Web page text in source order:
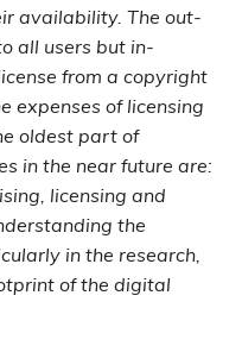
availability. The out-
all users but in-
from a copyright
expenses of licensing
oldest part of
in the near future are:
licensing and
the
in the research,
of the digital